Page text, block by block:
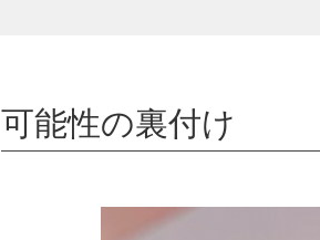
可能性の裏付け